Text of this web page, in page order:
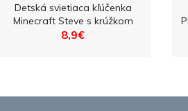
Detská svietiaca kľúčenka
Minecraft Steve s krúžkom
8,9€